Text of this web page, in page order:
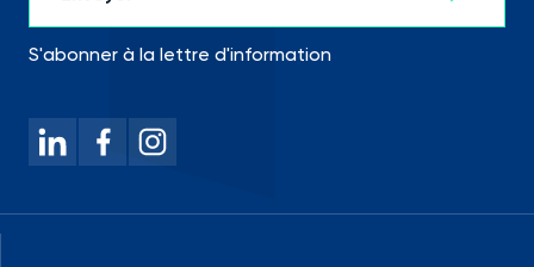
S'abonner à la lettre d'information